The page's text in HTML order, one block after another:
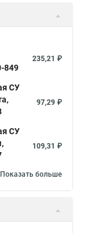
849
235,21 ₽
СУ
97,29 ₽
СУ
109,31 ₽
Показать больше